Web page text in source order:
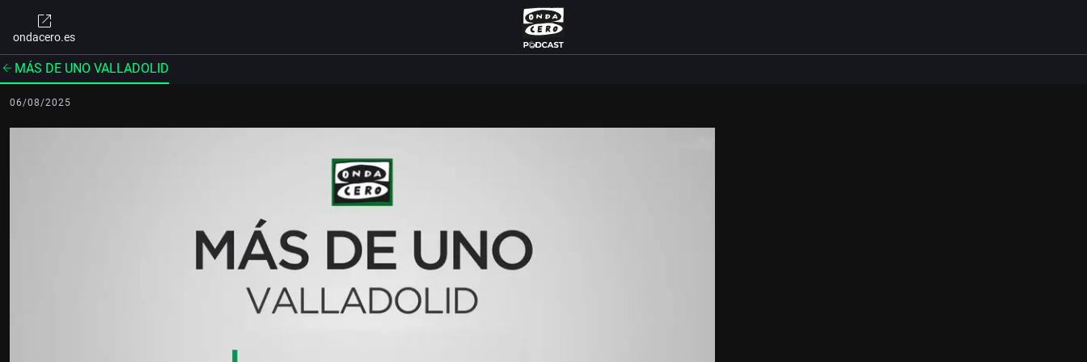
ondacero.es
MÁS DE UNO VALLADOLID
06/08/2025